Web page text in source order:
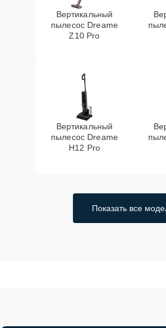
Вертикальный
пылесос Dreame
Z10 Pro
Вертикальный
пылесос Dreame
H12 Pro
Показать все